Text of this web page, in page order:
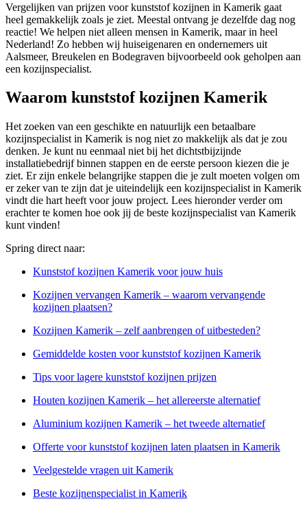
Vergelijken van prijzen voor kunststof kozijnen in Kamerik gaat
heel gemakkelijk zoals je ziet. Meestal ontvang je dezelfde dag nog
reactie! We helpen niet alleen mensen in Kamerik, maar in heel
Nederland! Zo hebben wij huiseigenaren en ondernemers uit
Aalsmeer, Breukelen en Bodegraven bijvoorbeeld ook geholpen aan
een kozijnspecialist.
Waarom kunststof kozijnen Kamerik
Het zoeken van een geschikte en natuurlijk een betaalbare
kozijnspecialist in Kamerik is nog niet zo makkelijk als dat je zou
denken. Je kunt nu eenmaal niet bij het dichtstbijzijnde
installatiebedrijf binnen stappen en de eerste persoon kiezen die je
ziet. Er zijn enkele belangrijke stappen die je zult moeten volgen om
er zeker van te zijn dat je uiteindelijk een kozijnspecialist in Kamerik
vindt die hart heeft voor jouw project. Lees hieronder verder om
erachter te komen hoe ook jij de beste kozijnspecialist van Kamerik
kunt vinden!
Spring direct naar:
Kunststof kozijnen Kamerik voor jouw huis
Kozijnen vervangen Kamerik – waarom vervangende
kozijnen plaatsen?
Kozijnen Kamerik – zelf aanbrengen of uitbesteden?
Gemiddelde kosten voor kunststof kozijnen Kamerik
Tips voor lagere kunststof kozijnen prijzen
Houten kozijnen Kamerik – het allereerste alternatief
Aluminium kozijnen Kamerik – het tweede alternatief
Offerte voor kunststof kozijnen laten plaatsen in Kamerik
Veelgestelde vragen uit Kamerik
Beste kozijnenspecialist in Kamerik